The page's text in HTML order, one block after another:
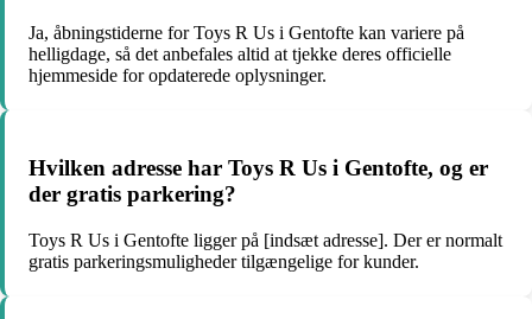
Ja, åbningstiderne for Toys R Us i Gentofte kan variere på
helligdage, så det anbefales altid at tjekke deres officielle
hjemmeside for opdaterede oplysninger.
Hvilken adresse har Toys R Us i Gentofte, og er
der gratis parkering?
Toys R Us i Gentofte ligger på [indsæt adresse]. Der er normalt
gratis parkeringsmuligheder tilgængelige for kunder.